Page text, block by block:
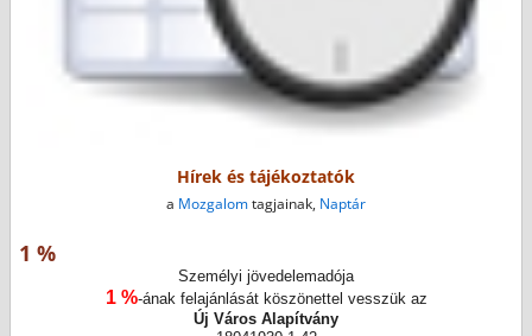
Hírek és tájékoztatók
a Mozgalomtagjainak, Naptár
1 %
Személyi jövedelemadója
1 %-ának felajánlását köszönettel vesszük az
Új Város Alapítvány